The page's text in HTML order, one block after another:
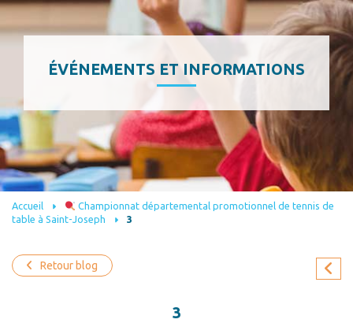
ÉVÉNEMENTS ET INFORMATIONS
Accueil
Championnat départemental promotionnel de tennis de
table à Saint-Joseph
3
Retour blog
3